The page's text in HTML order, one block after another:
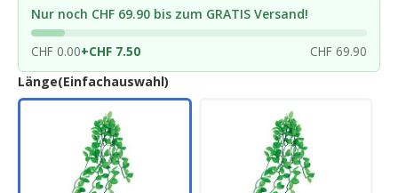
Nur noch CHF 69.90 bis zum GRATIS Versand!
CHF 0.00+CHF 7.50
CHF 69.90
Länge(Einfachauswahl)